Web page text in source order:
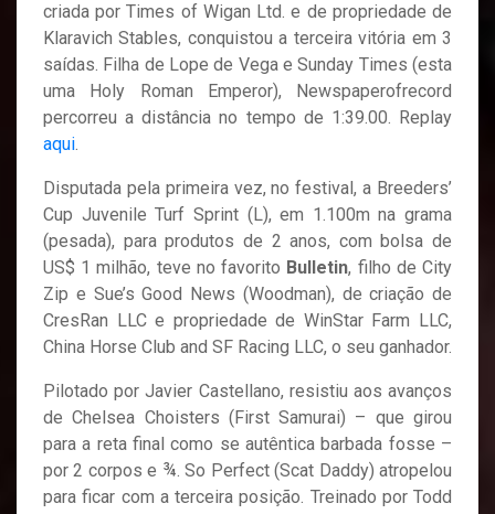
criada por Times of Wigan Ltd. e de propriedade de
Klaravich Stables, conquistou a terceira vitória em 3
saídas. Filha de Lope de Vega e Sunday Times (esta
uma Holy Roman Emperor), Newspaperofrecord
percorreu a distância no tempo de 1:39.00. Replay
aqui
Disputada pela primeira vez, no festival, a Breeders’
Cup Juvenile Turf Sprint (L), em 1.100m na grama
(pesada), para produtos de 2 anos, com bolsa de
US$ 1 milhão, teve no favorito Bulletin, filho de City
Zip e Sue’s Good News (Woodman), de criação de
CresRan LLC e propriedade de WinStar Farm LLC,
China Horse Club and SF Racing LLC, o seu ganhador.
Pilotado por Javier Castellano, resistiu aos avanços
de Chelsea Choisters (First Samurai) – que girou
para a reta final como se autêntica barbada fosse –
por 2 corpos e ¾. So Perfect (Scat Daddy) atropelou
para ficar com a terceira posição. Treinado por Todd